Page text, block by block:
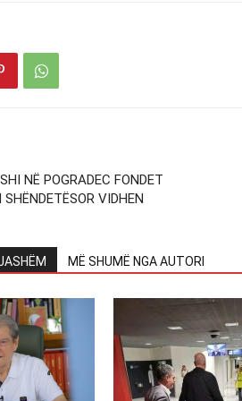
NË POGRADEC FONDET
SHËNDETËSOR VIDHEN
MË SHUMË NGA AUTORI